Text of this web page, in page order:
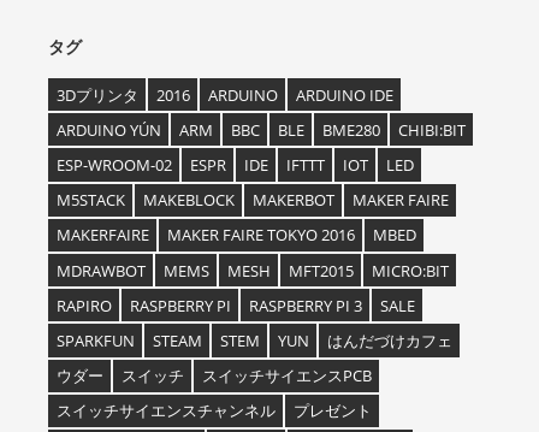
タグ
3Dプリンタ 2016 ARDUINO
ARDUINO IDE
ARDUINO YÚN
ARM BBC BLE BME280
CHIBI:BIT
ESP-WROOM-02
ESPR IDE IFTTT IOT
LED
M5STACK
MAKEBLOCK MAKERBOT
MAKER FAIRE
MAKERFAIRE
MAKER FAIRE TOKYO 2016
MBED
MDRAWBOT
MEMS MESH MFT2015
MICRO:BIT
RAPIRO
RASPBERRY PI RASPBERRY PI 3
SALE
SPARKFUN
STEAM STEM YUN
はんだづけカフェ
ウダー
スイッチ
スイッチサイエンスPCB
スイッチサイエンスチャンネル
プレゼント